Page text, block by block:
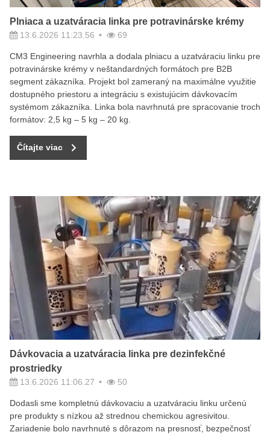
Plniaca a uzatváracia linka pre potravinárske krémy
13.6.2026 11:23.56 69
CM3 Engineering navrhla a dodala plniacu a uzatváraciu linku pre
potravinárske krémy v neštandardných formátoch pre B2B
segment zákazníka. Projekt bol zameraný na maximálne využitie
dostupného priestoru a integráciu s existujúcim dávkovacím
systémom zákazníka. Linka bola navrhnutá pre spracovanie troch
formátov: 2,5 kg – 5 kg – 20 kg.
Čítajte viac
Dávkovacia a uzatváracia linka pre dezinfekčné
prostriedky
13.6.2026 11:06.27 50
Dodasli sme kompletnú dávkovaciu a uzatváraciu linku určenú
pre produkty s nízkou až strednou chemickou agresivitou.
Zariadenie bolo navrhnuté s dôrazom na presnosť, bezpečnosť